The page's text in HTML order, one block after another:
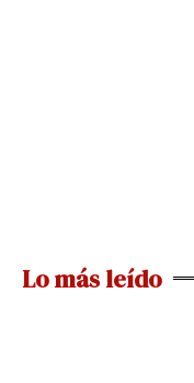
Lo más leído